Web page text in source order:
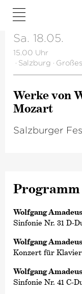
Sa. 18.05.
15.00 Uhr
· Salzburg ·
Werke von
Mozart
Salzburger
Programm
Wolfgang
Sinfonie Nr. 31 D-
Wolfgang
Konzert für
Wolfgang
Sinfonie Nr. 41 C-